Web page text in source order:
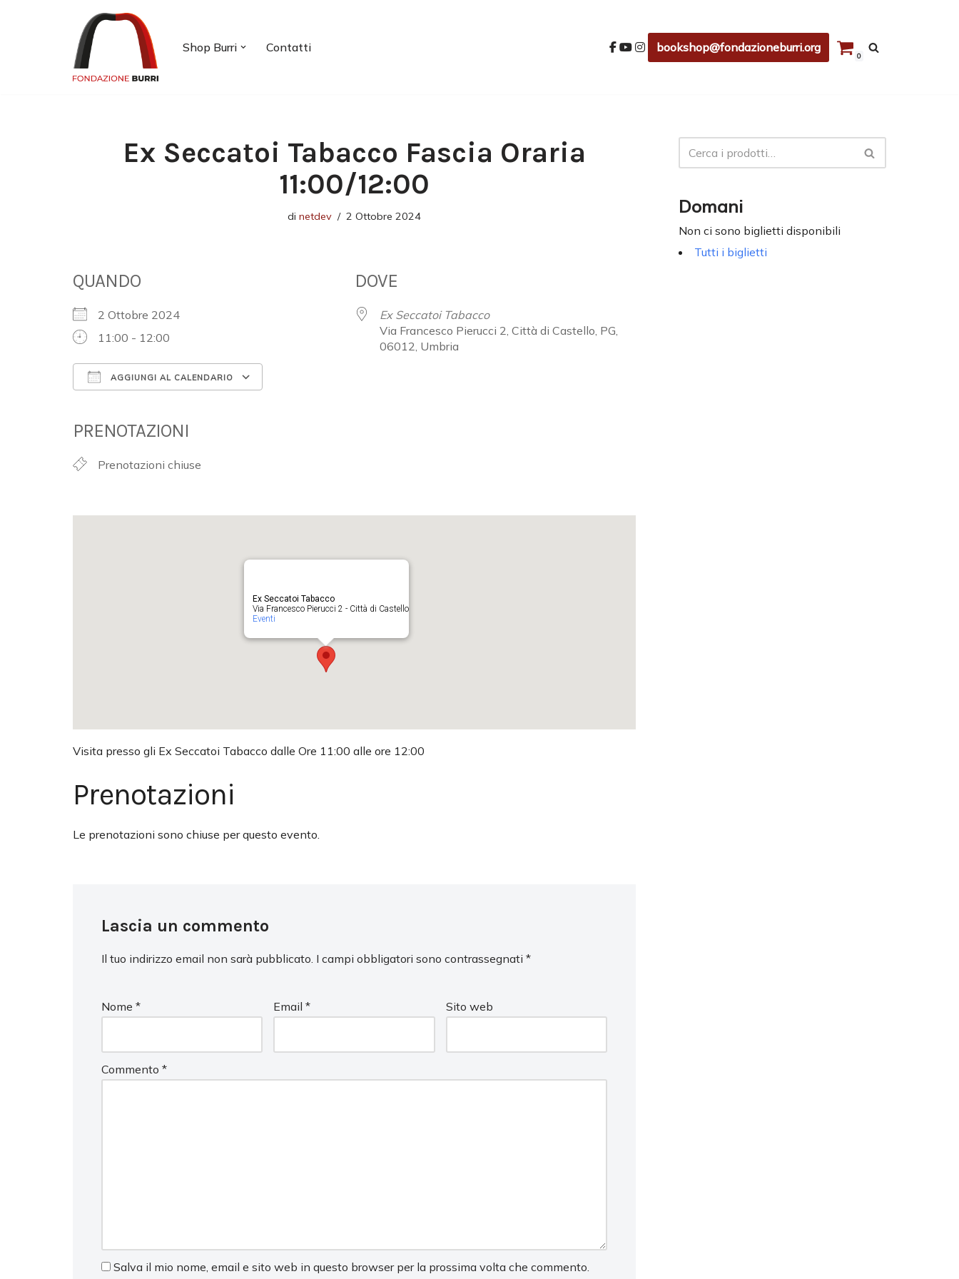
Shop Burri Contatti bookshop@fondazioneburri.org
0
Ex Seccatoi Tabacco Fascia Oraria
11:00/12:00
di netdev 2 Ottobre 2024
QUANDO
2 Ottobre 2024
11:00 - 12:00
AGGIUNGI AL CALENDARIO
PRENOTAZIONI
Prenotazioni chiuse
DOVE
Ex Seccatoi Tabacco
Via Francesco Pierucci 2, Città di Castello, PG,
06012, Umbria
Ex Seccatoi Tabacco
Via Francesco Pierucci 2 - Città di Castello
Eventi
Visita presso gli Ex Seccatoi Tabacco dalle Ore 11:00 alle ore 12:00
Prenotazioni
Le prenotazioni sono chiuse per questo evento.
Lascia un commento
Il tuo indirizzo email non sarà pubblicato. I campi obbligatori sono contrassegnati *
Nome * Email* Sito web
Commento *
Salva il mio nome, email e sito web in questo browser per la prossima volta che commento.
Domani
Non ci sono biglietti disponibili
Tutti i biglietti